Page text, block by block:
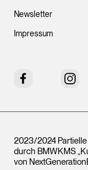
Newsletter
Impressum
Facebook
2023/2024
durch BMWKMS
von